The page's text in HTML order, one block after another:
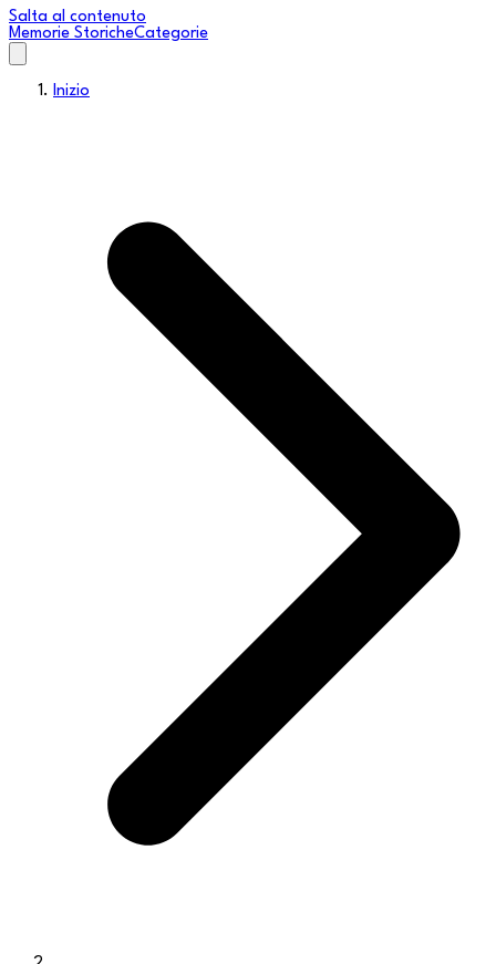
Salta al contenuto
Memorie StoricheCategorie
Inizio